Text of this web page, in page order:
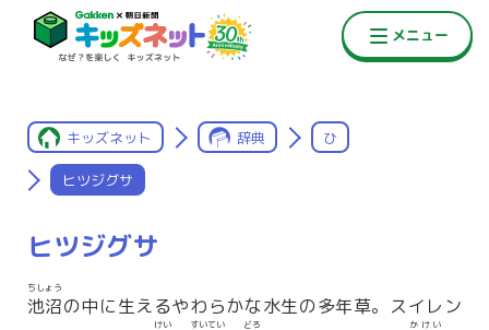
キッズネット 辞典 ひ
ヒツジグサ
ヒツジグサ
池沼
ちしょう
の中に生えるやわらかな水生の多年草。スイレン
けい すいてい どろ かけい